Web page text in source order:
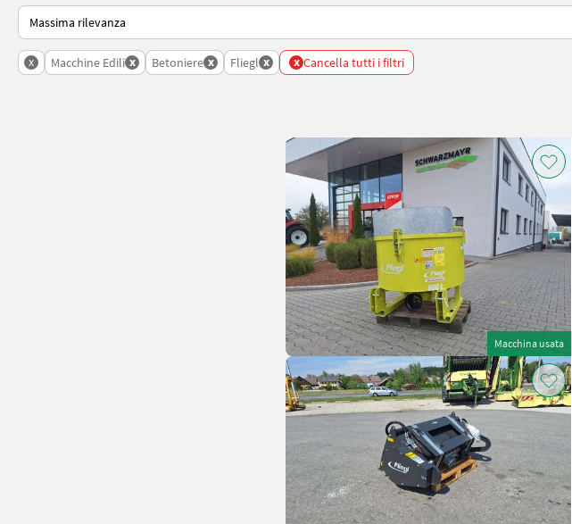
Ecco come viene ordinato su Landwirt.com
x Macchine Edili x Betoniere x Fliegl x x Cancella tutti i filtri
Macchina usata